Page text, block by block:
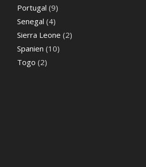
Portugal (9)
Senegal (4)
Sierra Leone (2)
Spanien (10)
Togo (2)